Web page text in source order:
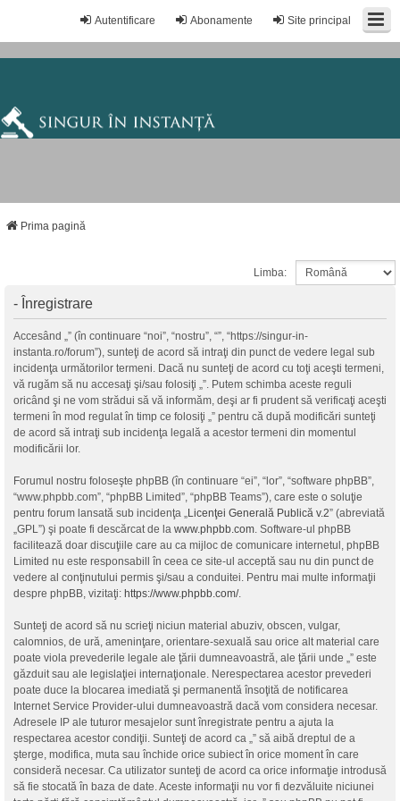
Site principal
Abonamente
Autentificare
Prima pagină
Limba:
- Înregistrare
Accesând „” (în continuare “noi”, “nostru”, “”, “https://singur-in-
instanta.ro/forum”), sunteţi de acord să intraţi din punct de vedere legal sub
incidenţa următorilor termeni. Dacă nu sunteţi de acord cu toţi aceşti termeni,
vă rugăm să nu accesaţi şi/sau folosiţi „”. Putem schimba aceste reguli
oricând şi ne vom strădui să vă informăm, deşi ar fi prudent să verificaţi aceşti
termeni în mod regulat în timp ce folosiţi „” pentru că după modificări sunteţi
de acord să intraţi sub incidenţa legală a acestor termeni din momentul
modificării lor.
Forumul nostru foloseşte phpBB (în continuare “ei”, “lor”, “software phpBB”,
“www.phpbb.com”, “phpBB Limited”, “phpBB Teams”), care este o soluţie
pentru forum lansată sub incidenţa „Licenţei Generală Publică v.2” (abreviată
„GPL”) şi poate fi descărcat de la www.phpbb.com. Software-ul phpBB
facilitează doar discuţiile care au ca mijloc de comunicare internetul, phpBB
Limited nu este responsabill în ceea ce site-ul acceptă sau nu din punct de
vedere al conţinutului permis şi/sau a conduitei. Pentru mai multe informaţii
despre phpBB, vizitaţi: https://www.phpbb.com/.
Sunteţi de acord să nu scrieţi niciun material abuziv, obscen, vulgar,
calomnios, de ură, ameninţare, orientare-sexuală sau orice alt material care
poate viola prevederile legale ale ţării dumneavoastră, ale ţării unde „” este
găzduit sau ale legislaţiei internaţionale. Nerespectarea acestor prevederi
poate duce la blocarea imediată şi permanentă însoţită de notificarea
Internet Service Provider-ului dumneavoastră dacă vom considera necesar.
Adresele IP ale tuturor mesajelor sunt înregistrate pentru a ajuta la
respectarea acestor condiţii. Sunteţi de acord ca „” să aibă dreptul de a
şterge, modifica, muta sau închide orice subiect în orice moment în care
consideră necesar. Ca utilizator sunteţi de acord ca orice informaţie introdusă
să fie stocată în baza de date. Aceste informaţii nu vor fi dezvăluite niciunei